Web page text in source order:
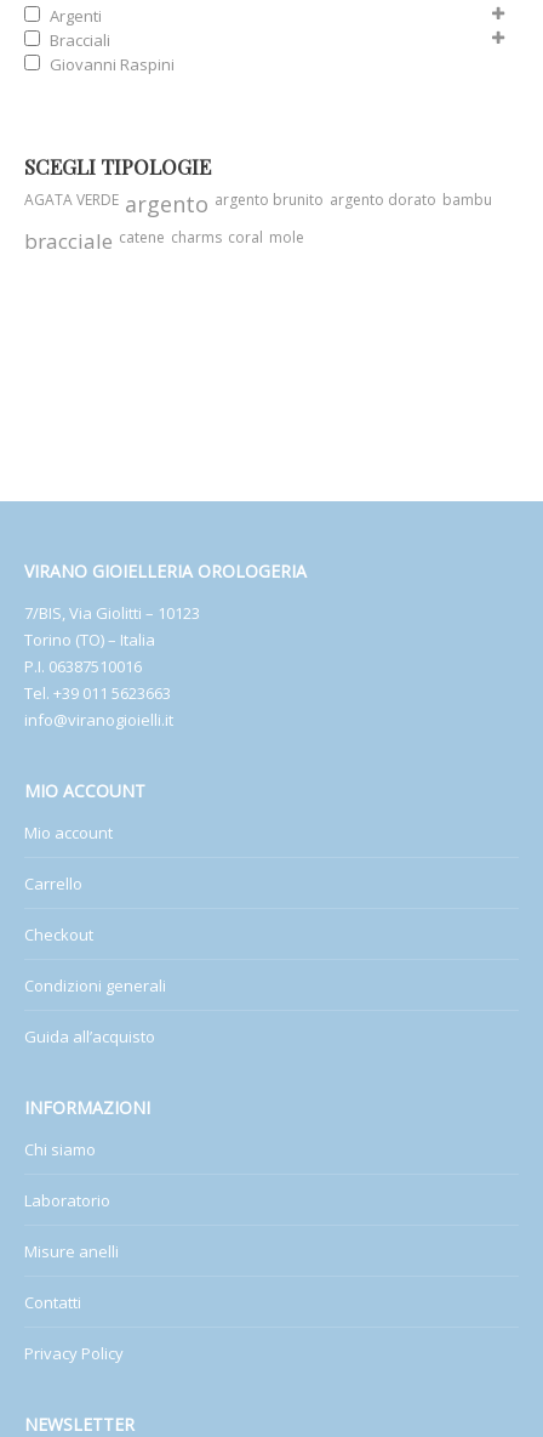
Argenti
Bracciali
Giovanni Raspini
SCEGLI TIPOLOGIE
AGATA VERDE argento argento brunito argento dorato bambu
bracciale catene charms coral mole
VIRANO GIOIELLERIA OROLOGERIA
7/BIS, Via Giolitti – 10123
Torino (TO) – Italia
P.I. 06387510016
Tel. +39 011 5623663
info@viranogioielli.it
MIO ACCOUNT
Mio account
Carrello
Checkout
Condizioni generali
Guida all’acquisto
INFORMAZIONI
Chi siamo
Laboratorio
Misure anelli
Contatti
Privacy Policy
NEWSLETTER